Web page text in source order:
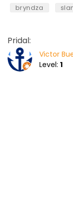
bryndza
Pridal:
Victor
Level: 1